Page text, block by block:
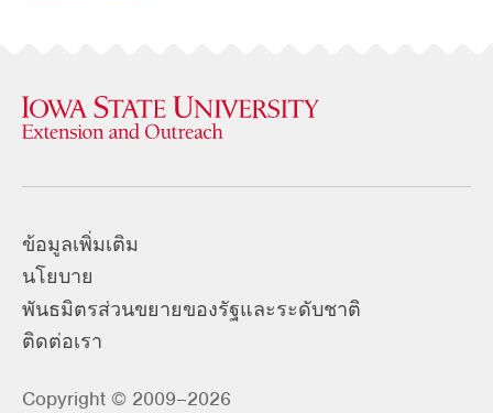
ข้อมูลเพิ่มเติม
นโยบาย
พันธมิตรส่วนขยายของรัฐและระดับชาติ
ติดต่อเรา
Copyright © 2009–2026